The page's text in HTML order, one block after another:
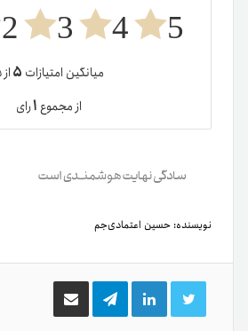
5
4
3
2
میانگین امتیازات ۵از ۵
از مجموع۱رای
نویسنده: حسین اعتمادی‌جم
توییتر لینکدینتلگرام اشتراک
گذاری